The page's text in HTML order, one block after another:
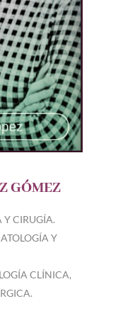
GÓMEZ
CIRUGÍA.
Y
CLÍNICA,